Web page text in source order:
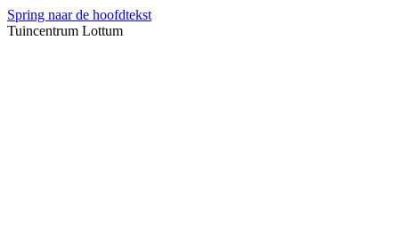
Spring naar de hoofdtekst
Tuincentrum Lottum